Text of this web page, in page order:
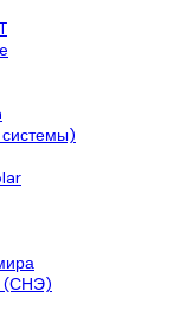
(СНЭ)